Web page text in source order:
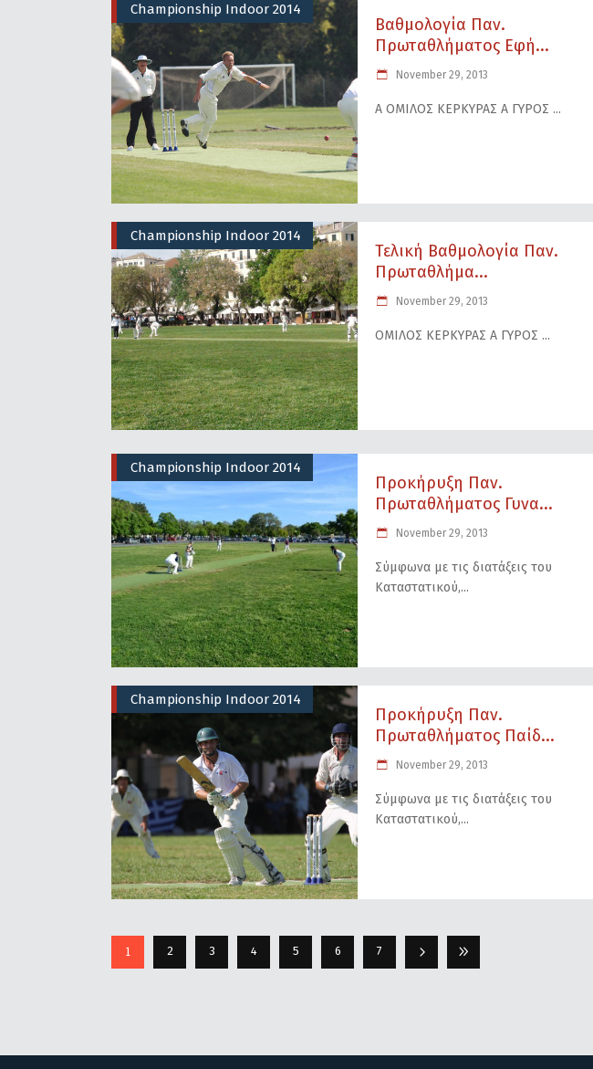
Championship Indoor 2014
Βαθμολογία Παν.
Πρωταθλήματος Εφή...
November 29, 2013
Α ΟΜΙΛΟΣ ΚΕΡΚΥΡΑΣ Α ΓΥΡΟΣ
Championship Indoor 2014
Τελική Βαθμολογία Παν.
Πρωταθλήμα...
November 29, 2013
ΟΜΙΛΟΣ ΚΕΡΚΥΡΑΣ Α ΓΥΡΟΣ
Championship Indoor 2014
Προκήρυξη Παν.
Πρωταθλήματος Γυνα...
November 29, 2013
Σύμφωνα με τις διατάξεις του
Καταστατικού,
Championship Indoor 2014
Προκήρυξη Παν.
Πρωταθλήματος Παίδ...
November 29, 2013
Σύμφωνα με τις διατάξεις του
Καταστατικού,
1 2 3 4 5 6 7